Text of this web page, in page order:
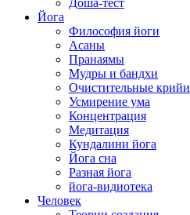
Доша-тест
Йога
Философия йоги
Асаны
Пранаямы
Мудры и бандхи
Очистительные крийи
Усмирение ума
Концентрация
Медитация
Кундалини йога
Йога сна
Разная йога
йога-видиотека
Человек